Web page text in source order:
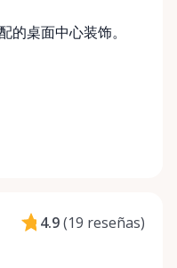
的桌面中心装饰。
4.9(19 reseñas)